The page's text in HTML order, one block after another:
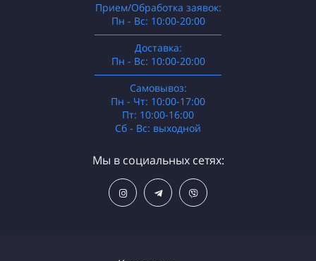
Прием/Обработка заявок:
Пн - Вс: 10:00-20:00
──────────────────
Доставка:
Пн - Вс: 10:00-20:00
──────────────────
Самовывоз:
Пн - Чт: 10:00-17:00
Пт: 10:00-16:00
Сб - Вс: выходной
Мы в социальных сетях: